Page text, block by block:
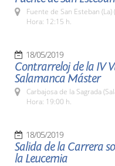
Fuente de San Esteban (La)
Hora: 12:15 h.
18/05/2019
Contrarreloj de la IV
Salamanca Máster
Carbajosa de la Sagrada
Hora: 19:00 h.
18/05/2019
Salida de la Carrera
la Leucemia